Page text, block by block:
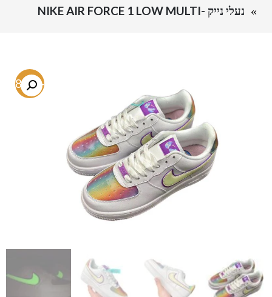
נעלי נייק -NIKE AIR FORCE 1 LOW MULTI
-48.8%